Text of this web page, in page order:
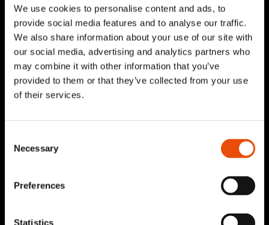
We use cookies to personalise content and ads, to
provide social media features and to analyse our traffic.
We also share information about your use of our site with
our social media, advertising and analytics partners who
may combine it with other information that you’ve
provided to them or that they’ve collected from your use
of their services.
Selection
Necessary
Preferences
Statistics
Pyydä tarjous palveluistamme